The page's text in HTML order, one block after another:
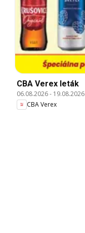
CBA Verex leták
06.08.2026- 19.08.2026
CBA Verex